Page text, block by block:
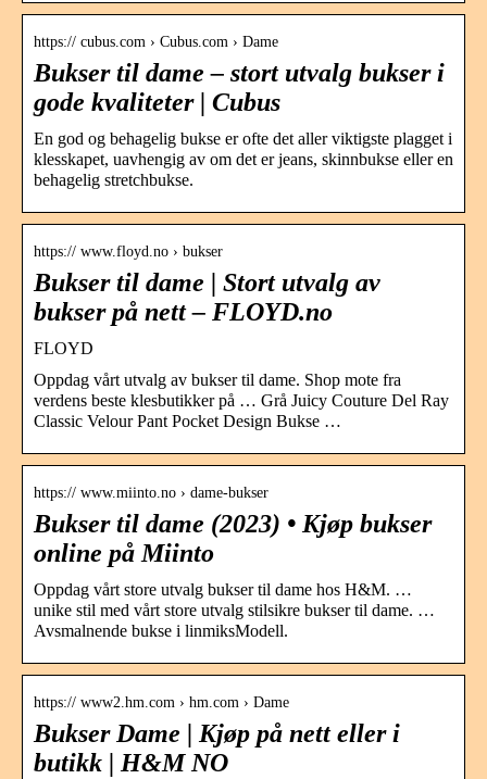
https:// cubus.com › Cubus.com › Dame
Bukser til dame – stort utvalg bukser i
gode kvaliteter | Cubus
En god og behagelig bukse er ofte det aller viktigste plagget i
klesskapet, uavhengig av om det er jeans, skinnbukse eller en
behagelig stretchbukse.
https:// www.floyd.no › bukser
Bukser til dame | Stort utvalg av
bukser på nett – FLOYD.no
FLOYD
Oppdag vårt utvalg av bukser til dame. Shop mote fra
verdens beste klesbutikker på … Grå Juicy Couture Del Ray
Classic Velour Pant Pocket Design Bukse …
https:// www.miinto.no › dame-bukser
Bukser til dame (2023) • Kjøp bukser
online på Miinto
Oppdag vårt store utvalg bukser til dame hos H&M. …
unike stil med vårt store utvalg stilsikre bukser til dame. …
Avsmalnende bukse i linmiksModell.
https:// www2.hm.com › hm.com › Dame
Bukser Dame | Kjøp på nett eller i
butikk | H&M NO